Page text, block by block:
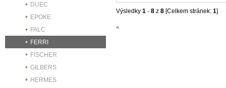
DUEC
EPOKE
FALC
FERRI
FISCHER
GILBERS
HERMES
Výsledky 1 - 8 z 8 [Celkem stránek: 1]
«